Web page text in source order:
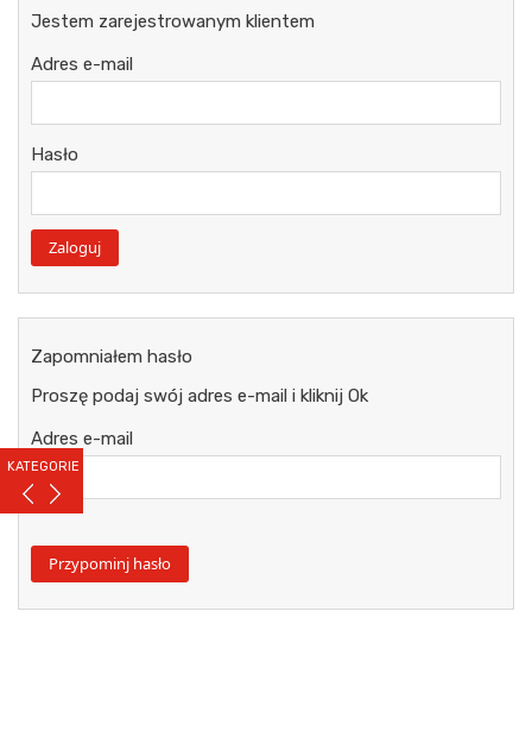
KATEGORIE
Jestem zarejestrowanym klientem
Adres e-mail
Hasło
Zapomniałem hasło
Proszę podaj swój adres e-mail i kliknij Ok
Adres e-mail